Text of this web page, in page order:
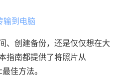
到电脑
、创建备份，还是仅仅想在大
指南都提供了将照片从
佳方法。